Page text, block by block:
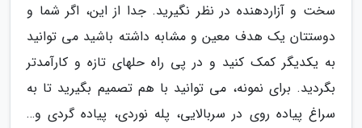
سخت و آزاردهنده در نظر نگیرید. جدا از این، اگر شما و
دوستتان یک هدف معین و مشابه داشته باشید می توانید
به یکدیگر کمک کنید و در پی راه حلهای تازه و کارآمدتر
بگردید. برای نمونه، می توانید با هم تصمیم بگیرید تا به
سراغ پیاده روی در سربالایی، پله نوردی، پیاده گردی و…